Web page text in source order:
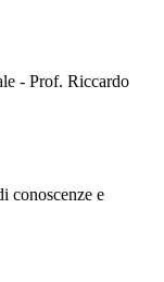
- Prof. Riccardo
conoscenze e